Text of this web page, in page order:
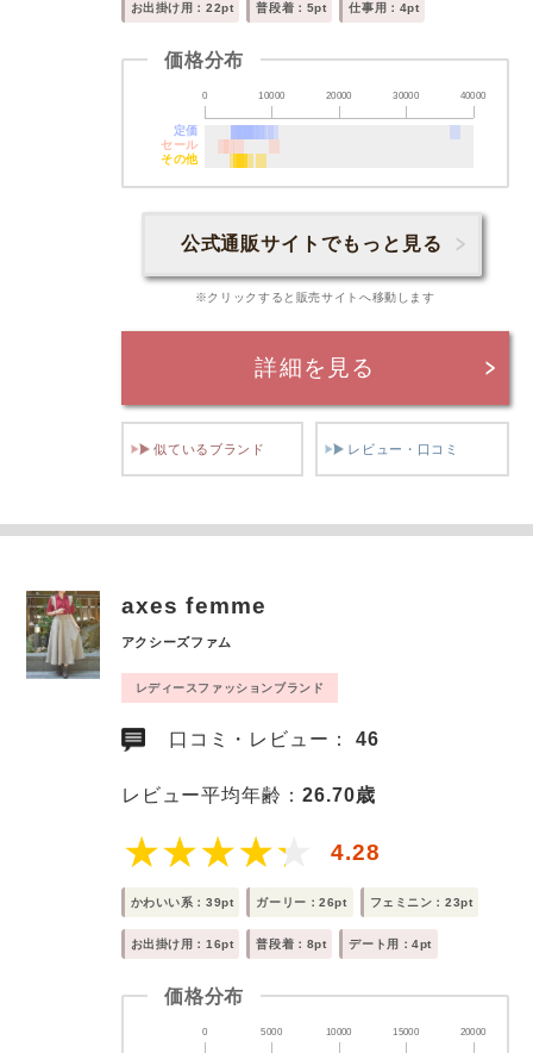
お出掛け用：22pt 普段着：5pt 仕事用：4pt
価格分布
0 10000 20000 30000 40000
定価
セール
その他
公式通販サイトでもっと見る
※クリックすると販売サイトへ移動します
詳細を見る
似ているブランド レビュー・口コミ
axes femme
アクシーズファム
レディースファッションブランド
口コミ・レビュー：46
レビュー平均年齢：26.70歳
4.28
かわいい系：39pt ガーリー：26pt フェミニン：23pt
お出掛け用：16pt 普段着：8pt デート用：4pt
価格分布
0 5000 10000 15000 20000